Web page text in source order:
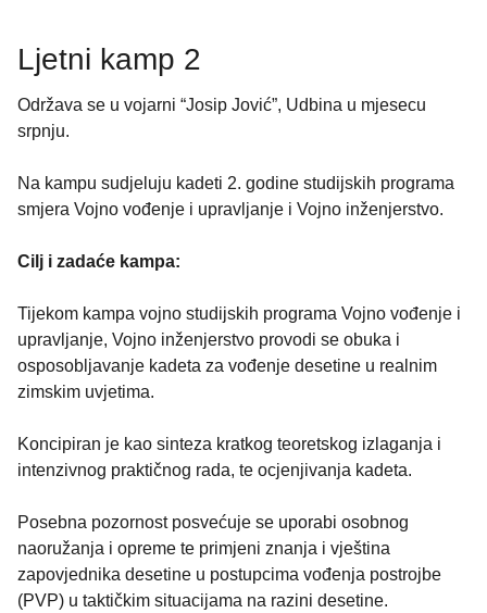
Ljetni kamp 2
Održava se u vojarni “Josip Jović”, Udbina u mjesecu
srpnju.
Na kampu sudjeluju kadeti 2. godine studijskih programa
smjera Vojno vođenje i upravljanje i Vojno inženjerstvo.
Cilj i zadaće kampa:
Tijekom kampa vojno studijskih programa Vojno vođenje i
upravljanje, Vojno inženjerstvo provodi se obuka i
osposobljavanje kadeta za vođenje desetine u realnim
zimskim uvjetima.
Koncipiran je kao sinteza kratkog teoretskog izlaganja i
intenzivnog praktičnog rada, te ocjenjivanja kadeta.
Posebna pozornost posvećuje se uporabi osobnog
naoružanja i opreme te primjeni znanja i vještina
zapovjednika desetine u postupcima vođenja postrojbe
(PVP) u taktičkim situacijama na razini desetine.